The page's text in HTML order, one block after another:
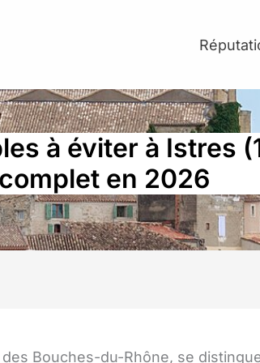
à éviter à Istres
en 2026
Bouches-du-Rhône, se